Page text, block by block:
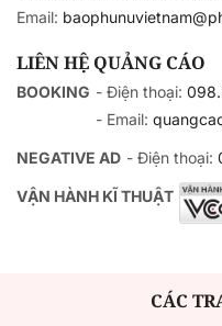
Email:
LIÊN HỆ QUẢNG CÁO
BOOKING - Điện thoại:
- Email:
NEGATIVE AD - Điện thoại:
VẬN HÀNH KĨ THUẬT
CÁC